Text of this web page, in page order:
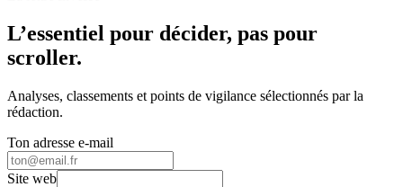
L’essentiel pour décider, pas pour
scroller.
Analyses, classements et points de vigilance sélectionnés par la
rédaction.
Ton adresse e-mail
Site web